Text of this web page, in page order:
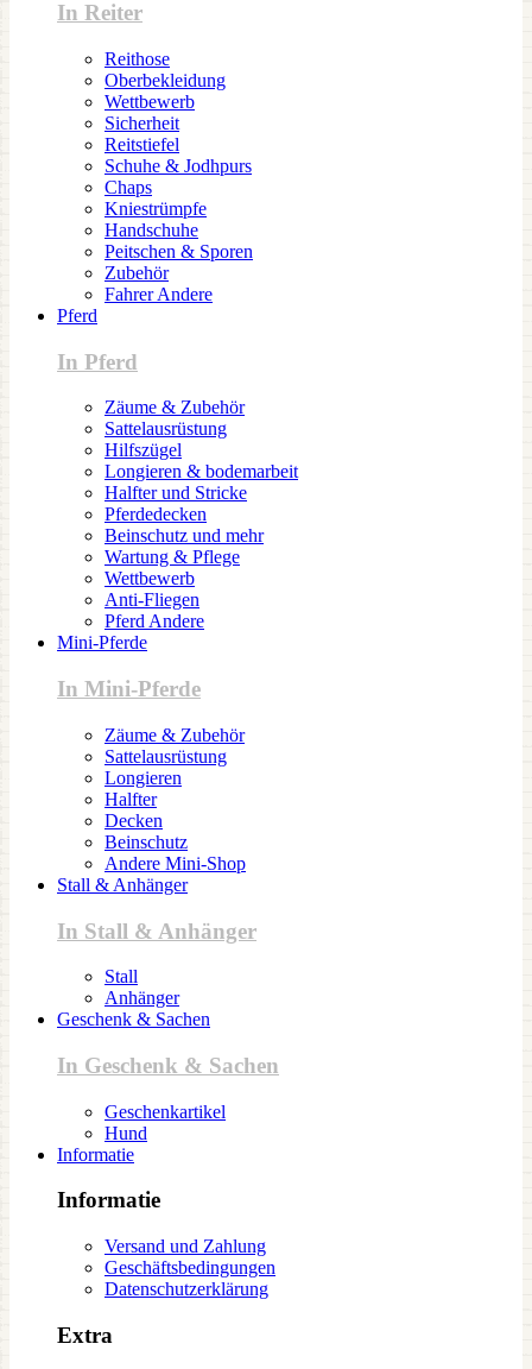
In Reiter
Reithose
Oberbekleidung
Wettbewerb
Sicherheit
Reitstiefel
Schuhe & Jodhpurs
Chaps
Kniestrümpfe
Handschuhe
Peitschen & Sporen
Zubehör
Fahrer Andere
Pferd
In Pferd
Zäume & Zubehör
Sattelausrüstung
Hilfszügel
Longieren & bodemarbeit
Halfter und Stricke
Pferdedecken
Beinschutz und mehr
Wartung & Pflege
Wettbewerb
Anti-Fliegen
Pferd Andere
Mini-Pferde
In Mini-Pferde
Zäume & Zubehör
Sattelausrüstung
Longieren
Halfter
Decken
Beinschutz
Andere Mini-Shop
Stall & Anhänger
In Stall & Anhänger
Stall
Anhänger
Geschenk & Sachen
In Geschenk & Sachen
Geschenkartikel
Hund
Informatie
Informatie
Versand und Zahlung
Geschäftsbedingungen
Datenschutzerklärung
Extra